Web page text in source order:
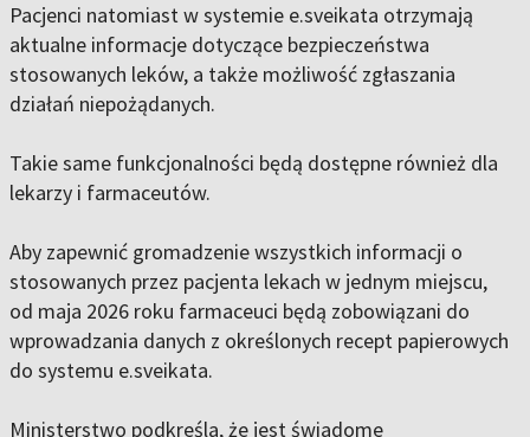
Pacjenci natomiast w systemie e.sveikata otrzymają
aktualne informacje dotyczące bezpieczeństwa
stosowanych leków, a także możliwość zgłaszania
działań niepożądanych.
Takie same funkcjonalności będą dostępne również dla
lekarzy i farmaceutów.
Aby zapewnić gromadzenie wszystkich informacji o
stosowanych przez pacjenta lekach w jednym miejscu,
od maja 2026 roku farmaceuci będą zobowiązani do
wprowadzania danych z określonych recept papierowych
do systemu e.sveikata.
Ministerstwo podkreśla, że jest świadome